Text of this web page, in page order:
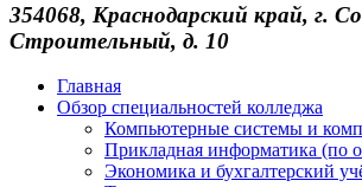
354068, Краснодарский край, г.
Строительный, д. 10
Главная
Обзор специальностей колледжа
Компьютерные системы и
Прикладная информатика (по
Экономика и бухгалтерский